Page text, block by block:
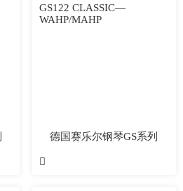
德国赛乐尔钢琴GS系列
